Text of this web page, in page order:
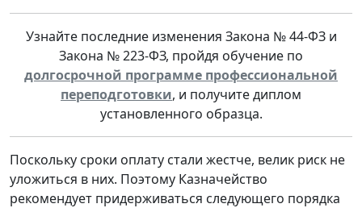
Узнайте последние изменения Закона № 44-ФЗ и
Закона № 223-ФЗ, пройдя обучение по
долгосрочной программе профессиональной
переподготовки, и получите диплом
установленного образца.
Поскольку сроки оплату стали жестче, велик риск не
уложиться в них. Поэтому Казначейство
рекомендует придерживаться следующего порядка